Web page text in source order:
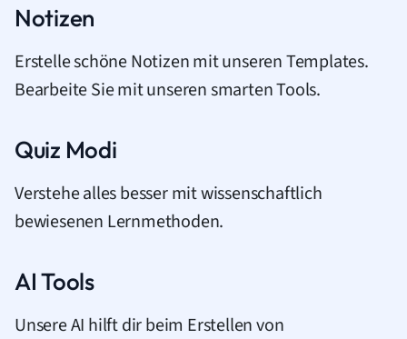
Notizen
Erstelle schöne Notizen mit unseren Templates.
Bearbeite Sie mit unseren smarten Tools.
Quiz Modi
Verstehe alles besser mit wissenschaftlich
bewiesenen Lernmethoden.
AI Tools
Unsere AI hilft dir beim Erstellen von